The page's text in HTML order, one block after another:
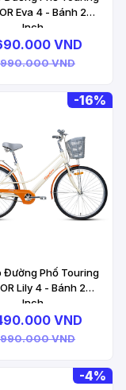
Eva 4 - Bánh 26
Inch
VND
VND
-16%
Đường Phố Touring
Lily 4 - Bánh 26
Inch
VND
VND
-4%